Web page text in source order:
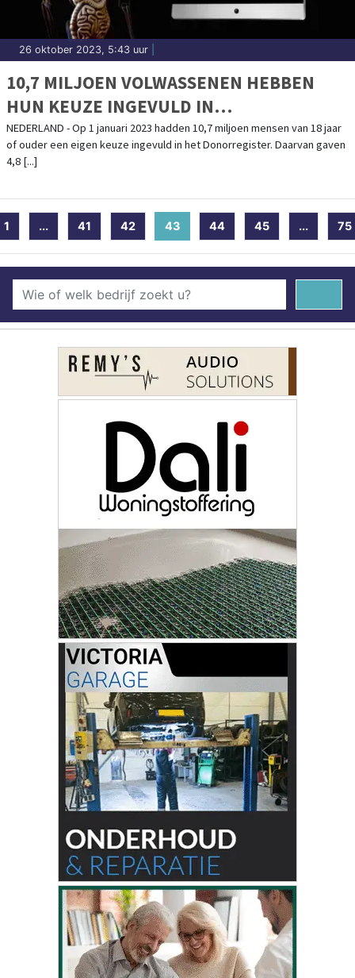
26 oktober 2023, 5:43 uur
10,7 MILJOEN VOLWASSENEN HEBBEN
HUN KEUZE INGEVULD IN
DONORREGISTER
NEDERLAND - Op 1 januari 2023 hadden 10,7 miljoen mensen van 18 jaar
of ouder een eigen keuze ingevuld in het Donorregister. Daarvan gaven
4,8 [...]
1 ... 41 42 43(current)
44 45 ... 75